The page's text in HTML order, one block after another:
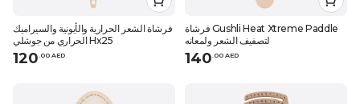
فرشاة الشعر الحرارية والأيونية والسيراميك
الحراري من جوشلي Hx25
120 00 AED
فرشاة Gushli Heat Xtreme Paddle
لتصفيف الشعر ولمعانه
140 00 AED